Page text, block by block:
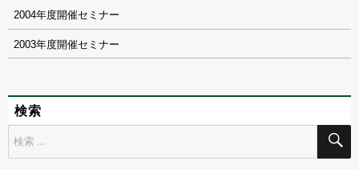
2004
2003
検索